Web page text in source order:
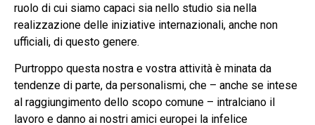
ruolo di cui siamo capaci sia nello studio sia nella
realizzazione delle iniziative internazionali, anche non
ufficiali, di questo genere.
Purtroppo questa nostra e vostra attività è minata da
tendenze di parte, da personalismi, che – anche se intese
al raggiungimento dello scopo comune – intralciano il
lavoro e danno ai nostri amici europei la infelice